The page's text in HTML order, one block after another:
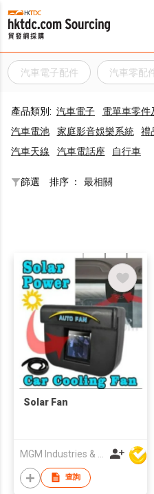
汽車電子配件 汽車零配
產品類別: 汽車電子 電單車零件
汽車電池
家庭影音娛樂系統 禮
汽車天線
汽車電話座 自行車
篩選 排序 ： 最相關
Solar Fan
查詢